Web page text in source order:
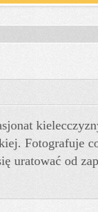
Fotografuje
uratować od